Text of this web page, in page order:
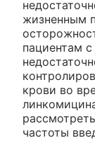
жизненным
пациентам
крови во
частоты